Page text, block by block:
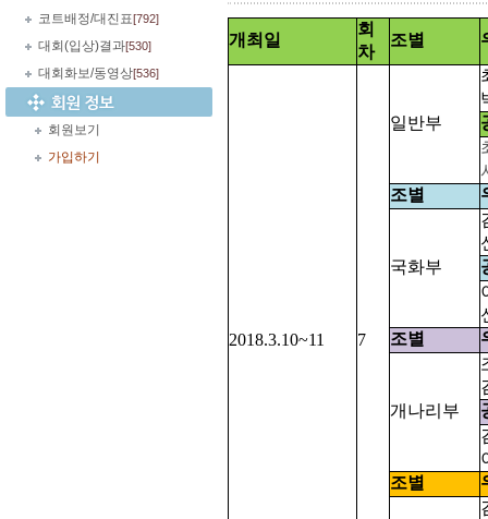
코트배정/대진표[792]
대회(입상)결과[530]
대회화보/동영상[536]
회원보기
가입하기
개최일
회
차
조별
2018.3.10~11 7
일반부
조별
국화부
조별
개나리부
조별